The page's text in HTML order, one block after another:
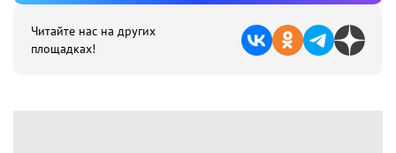
Читайте нас на других
площадках!